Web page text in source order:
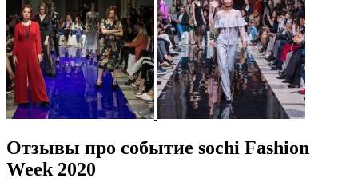
Отзывы про событие sochi Fashiоn
Week 2020